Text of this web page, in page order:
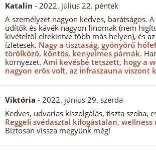
Katalin - 2022. július 22. péntek
A személyzet nagyon kedves, barátságos.
üdítők és kávék nagyon finomak (nem
kivételtől eltekintve több más helyen), és
ízletesek. Nagy a tisztaság, gyönyörű
törölköző, köntös, kényelmes párnák.
környezet. Ami kevésbé tetszett, hogy a
nagyon erős volt, az infraszauna viszont
Viktória - 2022. június 29. szerda
Kedves, udvarias kiszolgálás, tiszta szoba,
Reggeli svédasztal kifogástalan, wellness
Biztosan vissza megyünk még!